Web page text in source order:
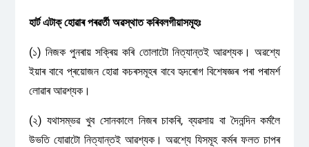
হার্ট এটাক্ হোৱাৰ পৰৱৰ্তী অৱস্থাত কৰিবলগীয়াসমূহঃ
(১) নিজক পুনৰায় সক্ৰিয় কৰি তোলাটো নিত্যান্তই আৱশ্যক। অৱশ্যে
ইয়াৰ বাবে প্ৰয়োজন হোৱা কচৰসমূহৰ বাবে হৃদৰোগ বিশেষজ্ঞৰ পৰা পৰামৰ্শ
লোৱাৰ আৱশ্যক।
(২) যথাসম্ভৱ খুব সোনকালে নিজৰ চাকৰি, ব্যৱসায় বা দৈনন্দিন কৰ্মলৈ
উভতি যোৱাটো নিত্যান্তই আৱশ্যক। অৱশ্যে যিসমূহ কৰ্মৰ ফলত চাপৰ